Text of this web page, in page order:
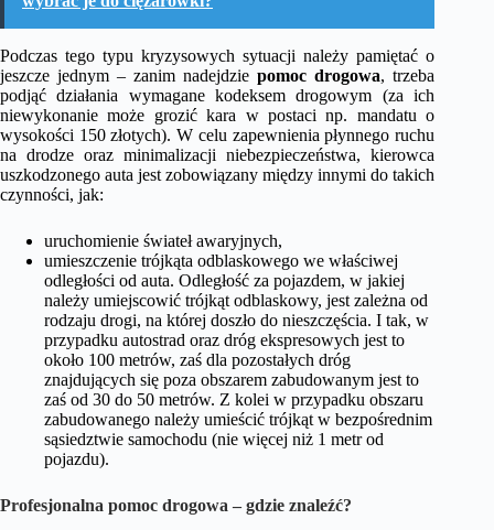
Podczas tego typu kryzysowych sytuacji należy pamiętać o
jeszcze jednym – zanim nadejdziepomoc drogowa, trzeba
podjąć działania wymagane kodeksem drogowym (za ich
niewykonanie może grozić kara w postaci np. mandatu o
wysokości 150 złotych). W celu zapewnienia płynnego ruchu
na drodze oraz minimalizacji niebezpieczeństwa, kierowca
uszkodzonego auta jest zobowiązany między innymi do takich
czynności, jak:
uruchomienie świateł awaryjnych,
umieszczenie trójkąta odblaskowego we właściwej
odległości od auta. Odległość za pojazdem, w jakiej
należy umiejscowić trójkąt odblaskowy, jest zależna od
rodzaju drogi, na której doszło do nieszczęścia. I tak, w
przypadku autostrad oraz dróg ekspresowych jest to
około 100 metrów, zaś dla pozostałych dróg
znajdujących się poza obszarem zabudowanym jest to
zaś od 30 do 50 metrów. Z kolei w przypadku obszaru
zabudowanego należy umieścić trójkąt w bezpośrednim
sąsiedztwie samochodu (nie więcej niż 1 metr od
pojazdu).
Profesjonalna pomoc drogowa – gdzie znaleźć?